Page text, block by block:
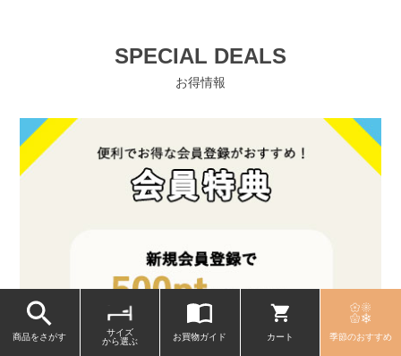
SPECIAL DEALS
お得情報
商品をさがす
サイズ
から選ぶ
お買物ガイド カート 季節のおすすめ